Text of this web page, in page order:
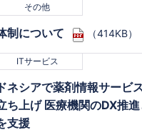
その他
制について （414KB）
ITサービス
ネシアで薬剤情報サービ
ち上げ 医療機関のDX推
支援